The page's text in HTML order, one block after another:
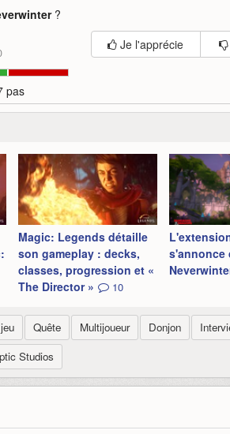
?
pas
Je l'apprécie
Magic: Legends détaille
son gameplay : decks,
classes, progression et «
The Director »
10
s'annonce
Quête Multijoueur Donjon
Studios